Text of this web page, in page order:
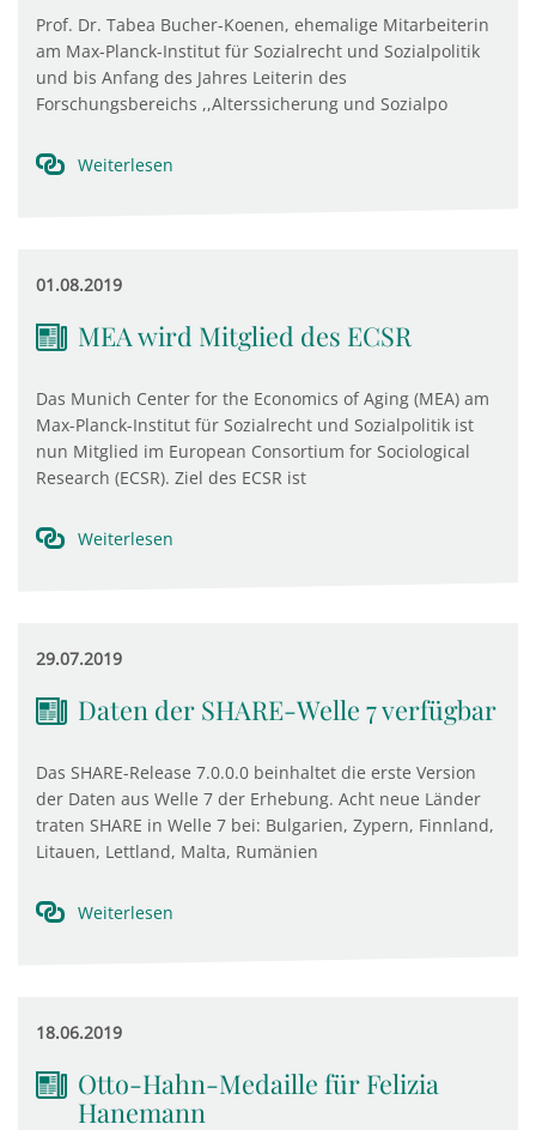
Prof. Dr. Tabea Bucher-Koenen, ehemalige Mitarbeiterin
am Max-Planck-Institut für Sozialrecht und Sozialpolitik
und bis Anfang des Jahres Leiterin des
Forschungsbereichs ,,Alterssicherung und Sozialpo
Weiterlesen
01.08.2019
MEA wird Mitglied des ECSR
Das Munich Center for the Economics of Aging (MEA) am
Max-Planck-Institut für Sozialrecht und Sozialpolitik ist
nun Mitglied im European Consortium for Sociological
Research (ECSR). Ziel des ECSR ist
Weiterlesen
29.07.2019
Daten der SHARE-Welle 7 verfügbar
Das SHARE-Release 7.0.0.0 beinhaltet die erste Version
der Daten aus Welle 7 der Erhebung. Acht neue Länder
traten SHARE in Welle 7 bei: Bulgarien, Zypern, Finnland,
Litauen, Lettland, Malta, Rumänien
Weiterlesen
18.06.2019
Otto-Hahn-Medaille für Felizia
Hanemann